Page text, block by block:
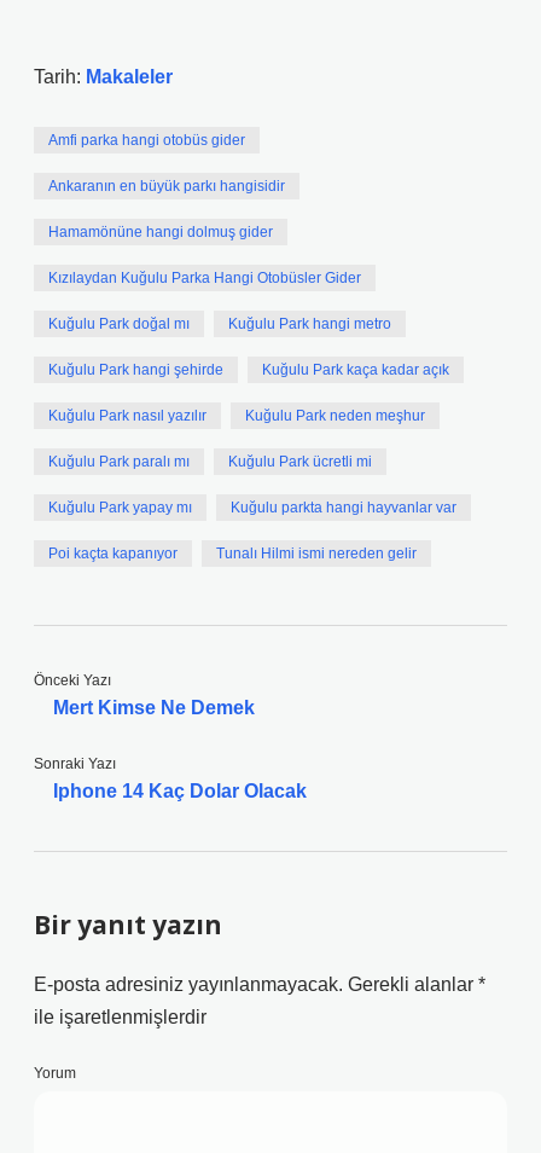
Tarih: Makaleler
Amfi parka hangi otobüs gider
Ankaranın en büyük parkı hangisidir
Hamamönüne hangi dolmuş gider
Kızılaydan Kuğulu Parka Hangi Otobüsler Gider
Kuğulu Park doğal mı Kuğulu Park hangi metro
Kuğulu Park hangi şehirde Kuğulu Park kaça kadar açık
Kuğulu Park nasıl yazılır Kuğulu Park neden meşhur
Kuğulu Park paralı mı Kuğulu Park ücretli mi
Kuğulu Park yapay mı Kuğulu parkta hangi hayvanlar var
Poi kaçta kapanıyor Tunalı Hilmi ismi nereden gelir
Önceki Yazı
Mert Kimse Ne Demek
Sonraki Yazı
Iphone 14 Kaç Dolar Olacak
Bir yanıt yazın
E-posta adresiniz yayınlanmayacak. Gerekli alanlar *
ile işaretlenmişlerdir
Yorum